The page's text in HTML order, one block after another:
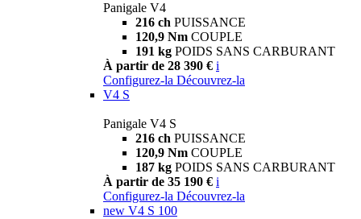
Panigale V4
216 ch PUISSANCE
120,9 Nm COUPLE
191 kg POIDS SANS CARBURANT
À partir de 28 390 € i
Configurez-la Découvrez-la
V4 S
Panigale V4 S
216 ch PUISSANCE
120,9 Nm COUPLE
187 kg POIDS SANS CARBURANT
À partir de 35 190 € i
Configurez-la Découvrez-la
new V4 S 100